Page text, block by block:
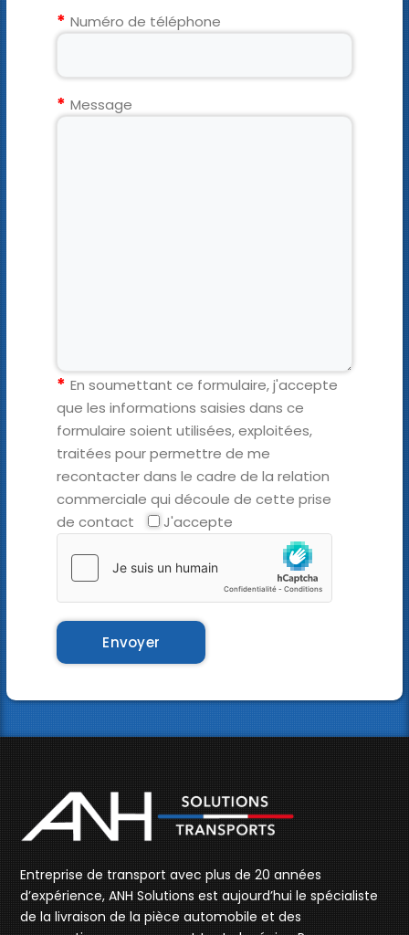
Numéro de téléphone
Message
En soumettant ce formulaire, j'accepte
que les informations saisies dans ce
formulaire soient utilisées, exploitées,
traitées pour permettre de me
recontacter dans le cadre de la relation
commerciale qui découle de cette prise
de contact
J'accepte
Entreprise de transport avec plus de 20 années
d’expérience, ANH Solutions est aujourd’hui le spécialiste
de la livraison de la pièce automobile et des